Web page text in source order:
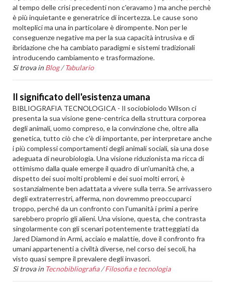
al tempo delle crisi precedenti non c'eravamo ) ma anche perchè
è più inquietante e generatrice di incertezza. Le cause sono
molteplici ma una in particolare è dirompente. Non per le
conseguenze negative ma per la sua capacità intrusiva e di
ibridazione che ha cambiato paradigmi e sistemi tradizionali
introducendo cambiamento e trasformazione.
Si trova in Blog /Tabulario
Il significato dell'esistenza umana
BIBLIOGRAFIA TECNOLOGICA - Il sociobiolodo Wilson ci
presenta la sua visione gene-centrica della struttura corporea
degli animali, uomo compreso, e la convinzione che, oltre alla
genetica, tutto ciò che c'è di importante, per interpretare anche
i più complessi comportamenti degli animali sociali, sia una dose
adeguata di neurobiologia. Una visione riduzionista ma ricca di
ottimismo dalla quale emerge il quadro di un'umanità che, a
dispetto dei suoi molti problemi e dei suoi molti errori, è
sostanzialmente ben adattata a vivere sulla terra. Se arrivassero
degli extraterrestri, afferma, non dovremmo preoccuparci
troppo, perché da un confronto con l'umanità i primi a perire
sarebbero proprio gli alieni. Una visione, questa, che contrasta
singolarmente con gli scenari potentemente tratteggiati da
Jared Diamond in Armi, acciaio e malattie, dove il confronto fra
umani appartenenti a civiltà diverse, nel corso dei secoli, ha
visto quasi sempre il prevalere degli invasori.
Si trova in Tecnobibliografia /Filosofia e tecnologia